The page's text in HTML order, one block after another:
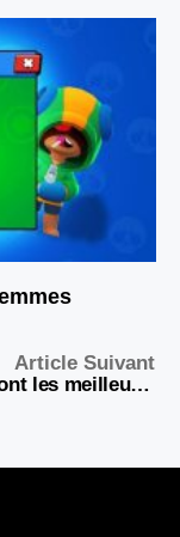
Article Suivant
Quelles sont les meilleures applications pour lire des mangas, webtoons et BD ?